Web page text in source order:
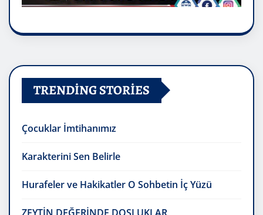
TRENDING STORIES
Çocuklar İmtihanımız
Karakterini Sen Belirle
Hurafeler ve Hakikatler O Sohbetin İç Yüzü
ZEYTİN DEĞERİNDE DOSLUKLAR